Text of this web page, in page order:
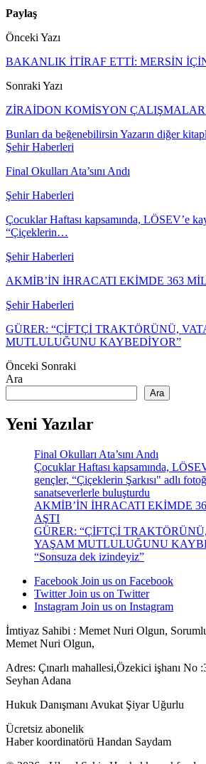
Paylaş
Önceki Yazı
BAKANLIK İTİRAF ETTİ: MERSİN
Sonraki Yazı
ZİRAİDON KOMİSYON
Bunları da beğenebilirsin Yazarın diğer
Şehir Haberleri
Final Okulları Ata’sını Andı
Şehir Haberleri
Çocuklar Haftası kapsamında, LÖSEV’e
“Çiçeklerin…
Şehir Haberleri
AKMİB’İN İHRACATI EKİMDE 363
Şehir Haberleri
GÜRER: “ÇİFTÇİ TRAKTÖRÜNÜ,
MUTLULUĞUNU KAYBEDİYOR”
Önceki Sonraki
Ara
Ara
Yeni Yazılar
Final Okulları Ata’sını Andı
Çocuklar Haftası kapsamında,
gençler, “Çiçeklerin Şarkısı" adlı
sanatseverlerle buluşturdu
AKMİB’İN İHRACATI EKİMDE
AŞTI
GÜRER: “ÇİFTÇİ
YAŞAM MUTLULUĞUNU
“Sonsuza dek izindeyiz”
Facebook Join us on Facebook
Twitter Join us on Twitter
Instagram Join us on Instagram
İmtiyaz Sahibi : Memet Nuri Olgun,
Memet Nuri Olgun,
Adres: Çınarlı mahallesi,Özekici işhanı No
Seyhan Adana
Hukuk Danışmanı Avukat Şiyar Uğurlu
Ücretsiz abonelik
Haber koordinatörü Handan Saydam